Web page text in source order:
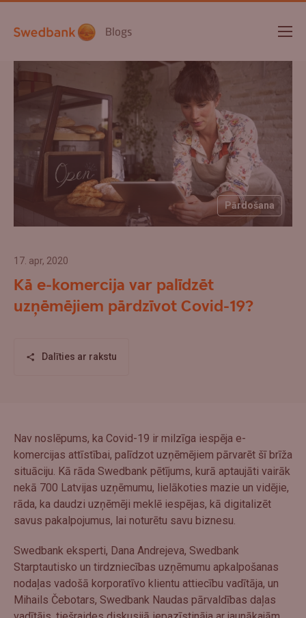
Blogs
Pārdošana
17. apr, 2020
Kā e-komercija var palīdzēt
uzņēmējiem pārdzīvot Covid-19?
Dalīties ar rakstu
Nav noslēpums, ka Covid-19 ir milzīga iespēja e-
komercijas attīstībai, palīdzot uzņēmējiem pārvarēt šī brīža
situāciju. Kā rāda Swedbank pētījums, kurā aptaujāti vairāk
nekā 700 Latvijas uzņēmumu, lielākoties mazie un vidējie,
rāda, ka daudzi uzņēmēji meklē iespējas, kā digitalizēt
savus pakalpojumus, lai noturētu savu biznesu.
Swedbank eksperti, Dana Andrejeva, Swedbank
Starptautisko un tirdzniecības uzņēmumu apkalpošanas
nodaļas vadošā korporatīvo klientu attiecību vadītāja, un
Mihails Čebotars, Swedbank Naudas pārvaldības daļas